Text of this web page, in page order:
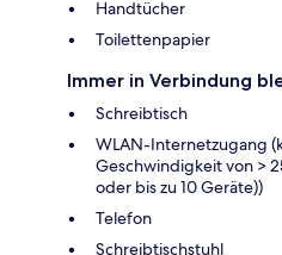
Handtücher
Toilettenpapier
Immer in Verbindung
Schreibtisch
WLAN-Internetzugang
Geschwindigkeit von >
oder bis zu 10 Geräte))
Telefon
Schreibtischstuhl